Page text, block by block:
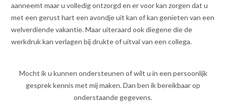
aanneemt maar u volledig ontzorgd en er voor kan zorgen dat u
met een gerust hart een avondje uit kan of kan genieten van een
welverdiende vakantie. Maar uiteraard ook diegene die de
werkdruk kan verlagen bij drukte of uitval van een collega.
Mocht ik u kunnen ondersteunen of wilt u in een persoonlijk
gesprek kennis met mij maken. Dan ben ik bereikbaar op
onderstaande gegevens.